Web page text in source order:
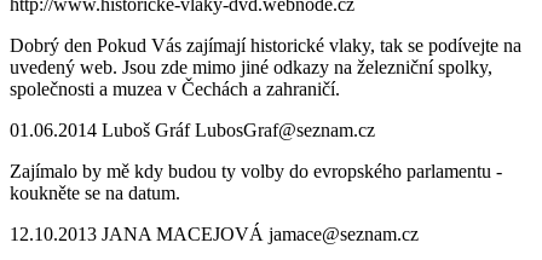
http://www.historicke-vlaky-dvd.webnode.cz
Dobrý den Pokud Vás zajímají historické vlaky, tak se podívejte na
uvedený web. Jsou zde mimo jiné odkazy na železniční spolky,
společnosti a muzea v Čechách a zahraničí.
01.06.2014 Luboš Gráf LubosGraf@seznam.cz
Zajímalo by mě kdy budou ty volby do evropského parlamentu -
koukněte se na datum.
12.10.2013 JANA MACEJOVÁ jamace@seznam.cz